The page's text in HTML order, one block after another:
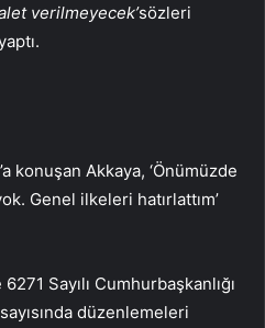
verilmeyecek’sözleri
konuşan Akkaya, ‘Önümüzde
Genel ilkeleri hatırlattım’
Sayılı Cumhurbaşkanlığı
düzenlemeleri